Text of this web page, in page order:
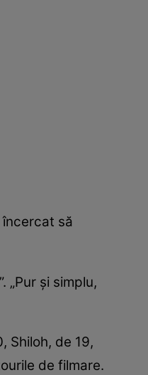
să
„Pur și simplu,
Shiloh, de 19,
de filmare.